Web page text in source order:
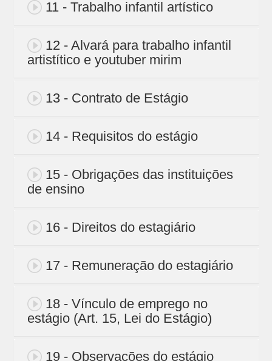
11 - Trabalho infantil artístico
12 - Alvará para trabalho infantil
artistítico e youtuber mirim
13 - Contrato de Estágio
14 - Requisitos do estágio
15 - Obrigações das instituições
de ensino
16 - Direitos do estagiário
17 - Remuneração do estagiário
18 - Vínculo de emprego no
estágio (Art. 15, Lei do Estágio)
19 - Observações do estágio